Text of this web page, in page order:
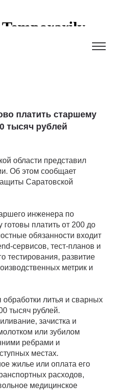
платить старшему
тысяч рублей
области представил
Об этом сообщает
Саратовской
инженера по
платить от 200 до
обязанности входит
сервисов, тест-планов и
тестирования, развитие
метрик и
литья и сварных
тысяч рублей.
зачистка и
или зубилом
ребрами и
местах.
жилье или оплата его
расходов,
медицинское